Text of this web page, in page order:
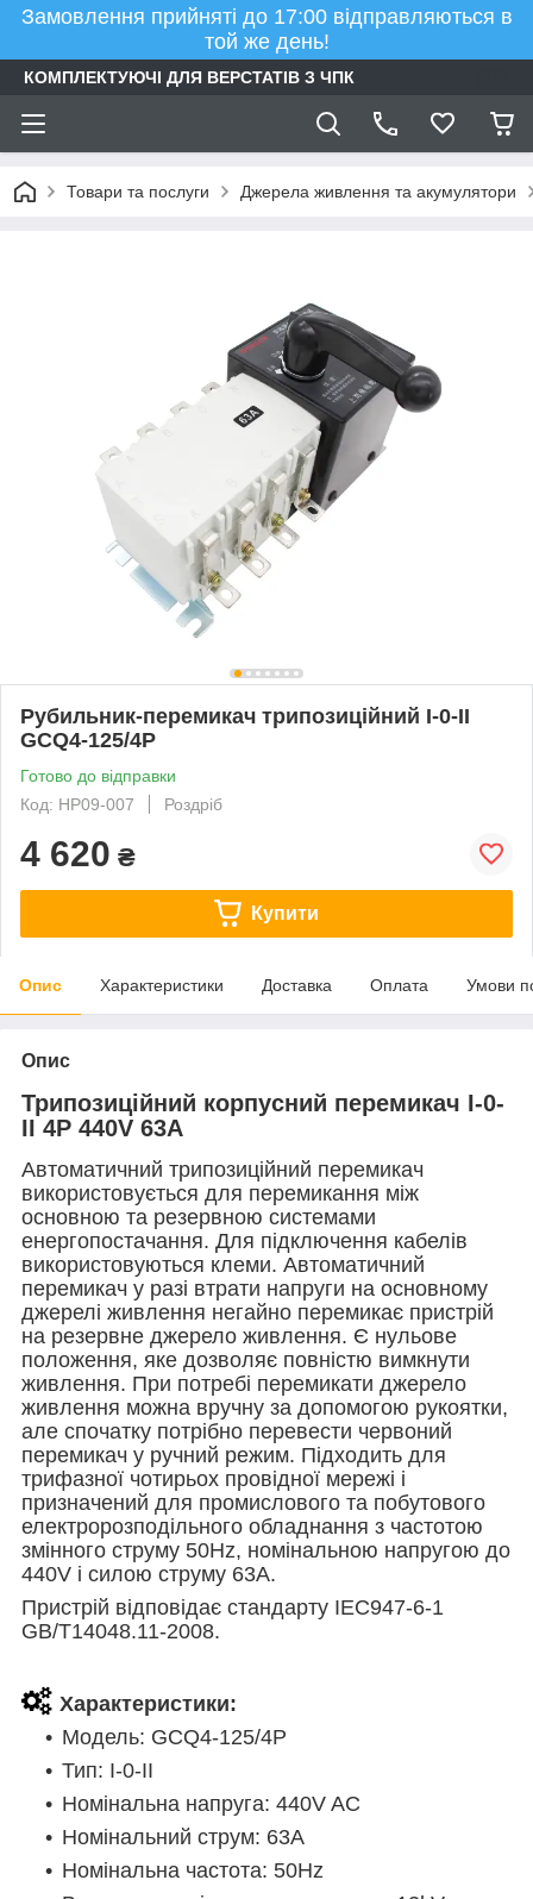
Замовлення прийняті до 17:00 відправляються в
той же день!
КОМПЛЕКТУЮЧІ ДЛЯ ВЕРСТАТІВ З ЧПК
Товари та послуги Джерела живлення та акумулятори
Рубильник-перемикач трипозиційний I-0-II
GCQ4-125/4P
Готово до відправки
Код: HP09-007
Роздріб
4 620 ₴
Купити
Опис Характеристики Доставка Оплата Умови
Опис
Трипозиційний корпусний перемикач I-0-
II 4P 440V 63A
Автоматичний трипозиційний перемикач
використовується для перемикання між
основною та резервною системами
енергопостачання. Для підключення кабелів
використовуються клеми. Автоматичний
перемикач у разі втрати напруги на основному
джерелі живлення негайно перемикає пристрій
на резервне джерело живлення. Є нульове
положення, яке дозволяє повністю вимкнути
живлення. При потребі перемикати джерело
живлення можна вручну за допомогою рукоятки,
але спочатку потрібно перевести червоний
перемикач у ручний режим. Підходить для
трифазної чотирьох провідної мережі і
призначений для промислового та побутового
електророзподільного обладнання з частотою
змінного струму 50Hz, номінальною напругою до
440V і силою струму 63A.
Пристрій відповідає стандарту IEC947-6-1
GB/T14048.11-2008.
Характеристики:
Модель: GCQ4-125/4P
Тип: I-0-II
Номінальна напруга: 440V AC
Номінальний струм: 63A
Номінальна частота: 50Hz